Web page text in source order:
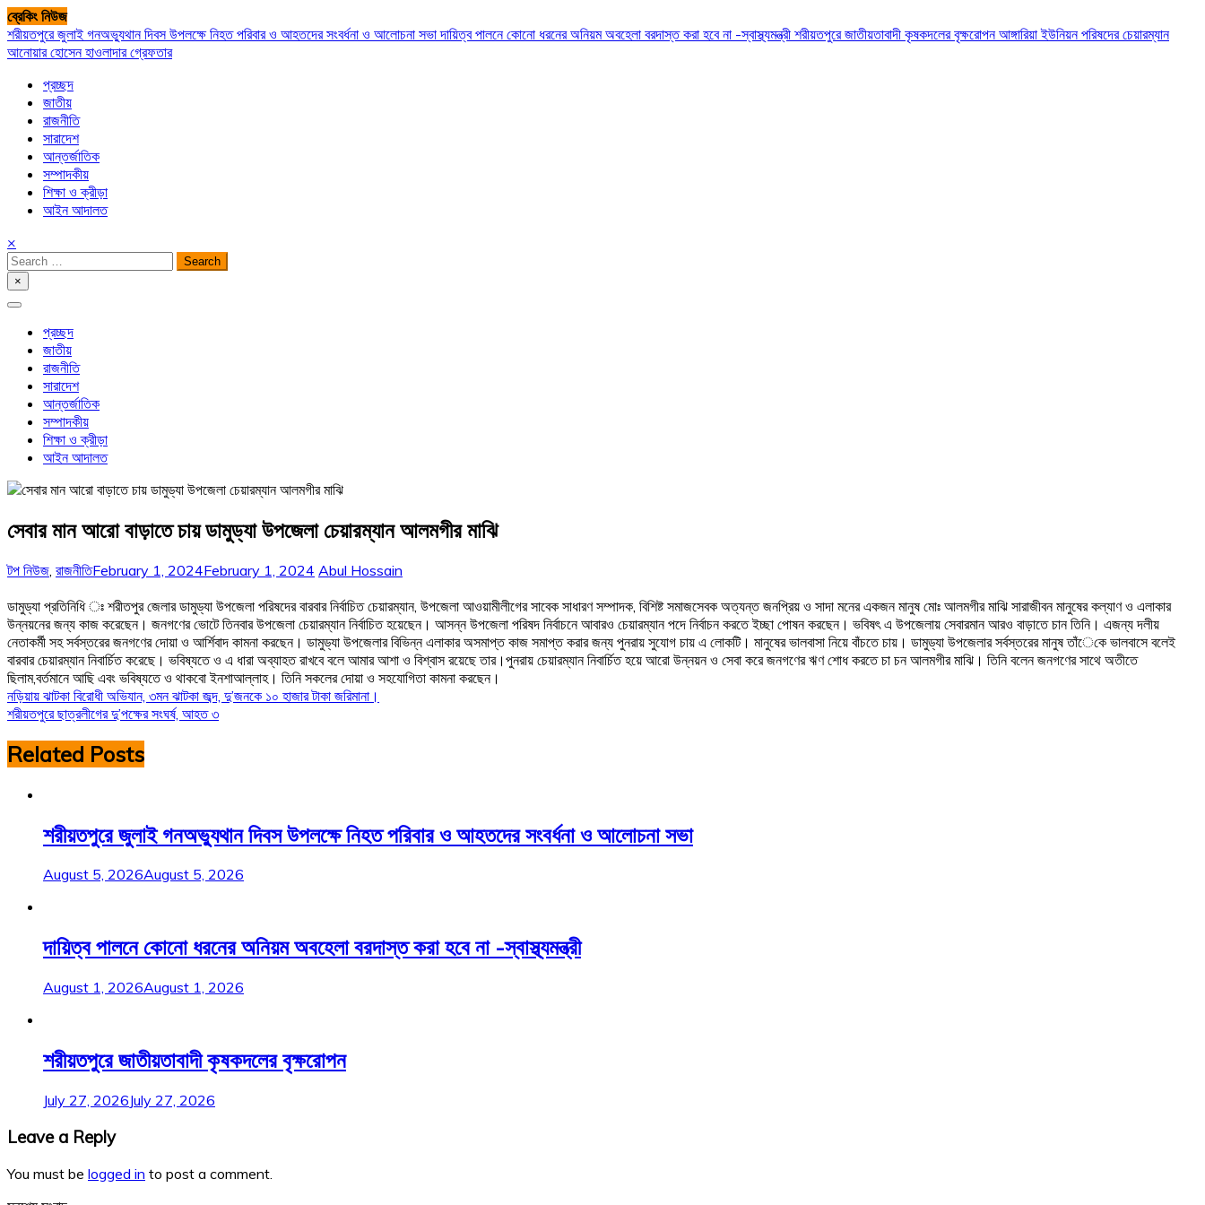
Skip
to
content
ব্রেকিং নিউজ
শরীয়তপুরে জুলাই গনঅভ্যুথান দিবস উপলক্ষে নিহত পরিবার ও আহতদের সংবর্ধনা ও আলোচনা সভাদায়িত্ব পালনে কোনো ধরনের অনিয়ম অবহেলা বরদাস্ত করা হবে না -স্বাস্থ্যমন্ত্রী শরীয়তপুরে জাতীয়তাবাদী কৃষকদলের বৃক্ষরোপনআঙ্গারিয়া ইউনিয়ন পরিষদের চেয়ারম্যান
আনোয়ার হোসেন হাওলাদার গ্রেফতার
প্রচ্ছদ
জাতীয়
রাজনীতি
সারাদেশ
আন্তর্জাতিক
সম্পাদকীয়
শিক্ষা ও ক্রীড়া
আইন আদালত
×
Search
for:
×
প্রচ্ছদ
জাতীয়
রাজনীতি
সারাদেশ
আন্তর্জাতিক
সম্পাদকীয়
শিক্ষা ও ক্রীড়া
আইন আদালত
সেবার মান আরো বাড়াতে চায় ডামুড্যা উপজেলা চেয়ারম্যান আলমগীর মাঝি
টপ নিউজ রাজনীতিFebruary 1, 2024February 1, 2024 Abul Hossain
ডামুড্যা প্রতিনিধি ঃ শরীতপুর জেলার ডামুড্যা উপজেলা পরিষদের বারবার নির্বাচিত চেয়ারম্যান, উপজেলা আওয়ামীলীগের সাবেক সাধারণ সম্পাদক, বিশিষ্ট সমাজসেবক অত্যন্ত জনপ্রিয় ও সাদা মনের একজন মানুষ মোঃ আলমগীর মাঝি সারাজীবন মানুষের কল্যাণ ও এলাকার
উন্নয়নের জন্য কাজ করেছেন। জনগণের ভোটে তিনবার উপজেলা চেয়ারম্যান নির্বাচিত হয়েছেন। আসন্ন উপজেলা পরিষদ নির্বাচনে আবারও চেয়ারম্যান পদে নির্বাচন করতে ইচ্ছা পোষন করছেন। ভবিষৎ এ উপজেলায় সেবারমান আরও বাড়াতে চান তিনি। এজন্য দলীয়
নেতাকর্মী সহ সর্বস্তরের জনগণের দোয়া ও আর্শিবাদ কামনা করছেন। ডামুড্যা উপজেলার বিভিন্ন এলাকার অসমাপ্ত কাজ সমাপ্ত করার জন্য পুনরায় সুযোগ চায় এ লোকটি। মানুষের ভালবাসা নিয়ে বাঁচতে চায়। ডামুড্যা উপজেলার সর্বস্তরের মানুষ তাঁেকে ভালবাসে বলেই
বারবার চেয়ারম্যান নিবার্চিত করেছে। ভবিষ্যতে ও এ ধারা অব্যাহত রাখবে বলে আমার আশা ও বিশ্বাস রয়েছে তার।পুনরায় চেয়ারম্যান নিবার্চিত হয়ে আরো উন্নয়ন ও সেবা করে জনগণের ঋণ শোধ করতে চা চন আলমগীর মাঝি। তিনি বলেন জনগণের সাথে অতীতে
ছিলাম,বর্তমানে আছি এবং ভবিষ্যতে ও থাকবো ইনশাআল্লাহ। তিনি সকলের দোয়া ও সহযোগিতা কামনা করছেন।
Post
navigation
নড়িয়ায় ঝাটকা বিরোধী অভিযান, ৩মন ঝাটকা জব্দ, দু’জনকে ১০ হাজার টাকা জরিমানা।
শরীয়তপুরে ছাত্রলীগের দু’পক্ষের সংঘর্ষ, আহত ৩
Related Posts
শরীয়তপুরে জুলাই গনঅভ্যুথান দিবস উপলক্ষে নিহত পরিবার ও আহতদের সংবর্ধনা ও আলোচনা সভা
August 5, 2026August 5, 2026
দায়িত্ব পালনে কোনো ধরনের অনিয়ম অবহেলা বরদাস্ত করা হবে না -স্বাস্থ্যমন্ত্রী
August 1, 2026August 1, 2026
শরীয়তপুরে জাতীয়তাবাদী কৃষকদলের বৃক্ষরোপন
July 27, 2026July 27, 2026
Leave a Reply
You must be logged in to post a comment.